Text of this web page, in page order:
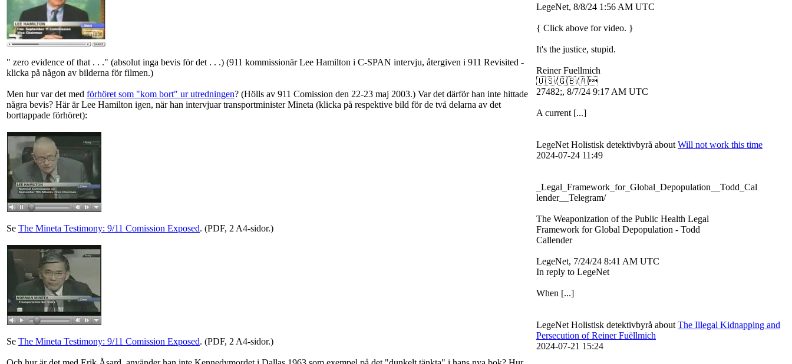
" zero evidence of that . . ." (absolut inga bevis för det . . .) (911 kommissionär Lee Hamilton i C-SPAN intervju, återgiven i 911 Revisited -
klicka på någon av bilderna för filmen.)
Men hur var det med
några bevis? Här är Lee Hamilton igen, när han intervjuar transportminister Mineta (klicka på respektive bild för de två delarna av det
borttappade förhöret):
The Mineta Testimony: 9/11 Comission Exposed
LegeNet, 8/8/24 1:56 AM UTC
{ Click above for video. }
It's the justice, stupid.
Reiner Fuellmich
🇺🇸/🇬🇧/🇦
27482;, 8/7/24 9:17 AM UTC
A current [...]
LegeNet Holistisk detektivbyrå aboutWill not work this time
2024-07-24 11:49
_Legal_Framework_for_Global_Depopulation__Todd_Cal
lender__Telegram/
The Weaponization of the Public Health Legal
Framework for Global Depopulation - Todd
Callender
LegeNet, 7/24/24 8:41 AM UTC
In reply to LegeNet
When [...]
LegeNet Holistisk detektivbyrå aboutThe Illegal Kidnapping and
Persecution of Reiner Fuëllmich
2024-07-21 15:24